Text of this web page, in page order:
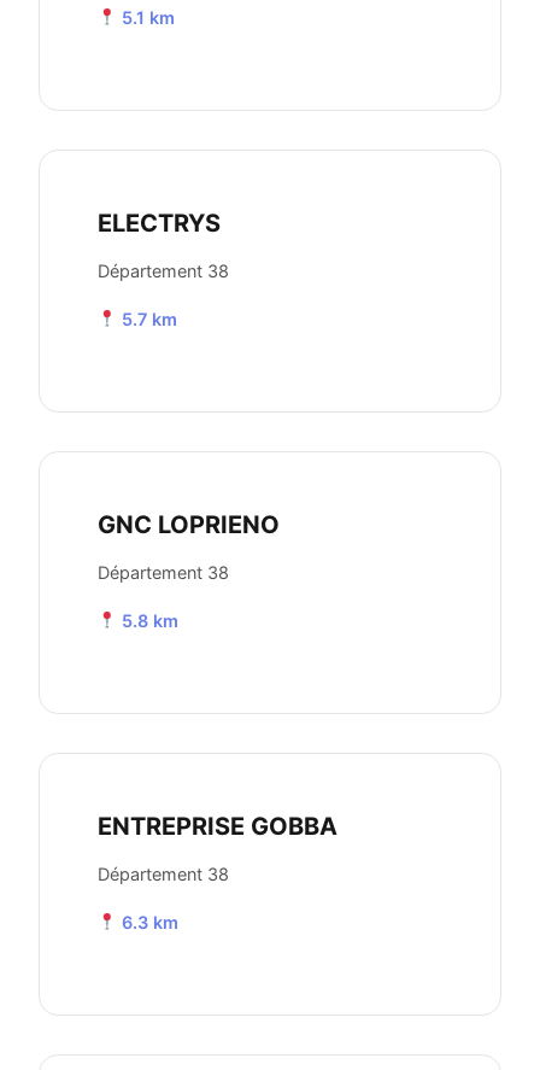
5.1 km
ELECTRYS
Département 38
5.7 km
GNC LOPRIENO
Département 38
5.8 km
ENTREPRISE GOBBA
Département 38
6.3 km